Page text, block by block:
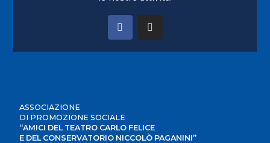
ASSOCIAZIONE
DI PROMOZIONE SOCIALE
“AMICI DEL TEATRO CARLO FELICE
E DEL CONSERVATORIO NICCOLÒ PAGANINI”